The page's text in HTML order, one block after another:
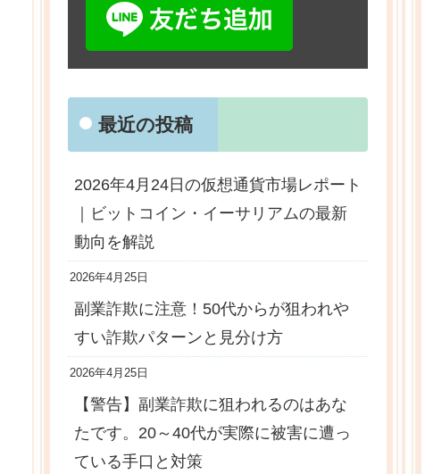
最近の投稿
2026年4月24日の仮想通貨市場レポート
｜ビットコイン・イーサリアムの最新
動向を解説
2026年4月25日
副業詐欺に注意！50代からが狙われや
すい詐欺パターンと見分け方
2026年4月25日
【警告】副業詐欺に狙われるのはあな
たです。20～40代が実際に被害に遭っ
ている手口と対策